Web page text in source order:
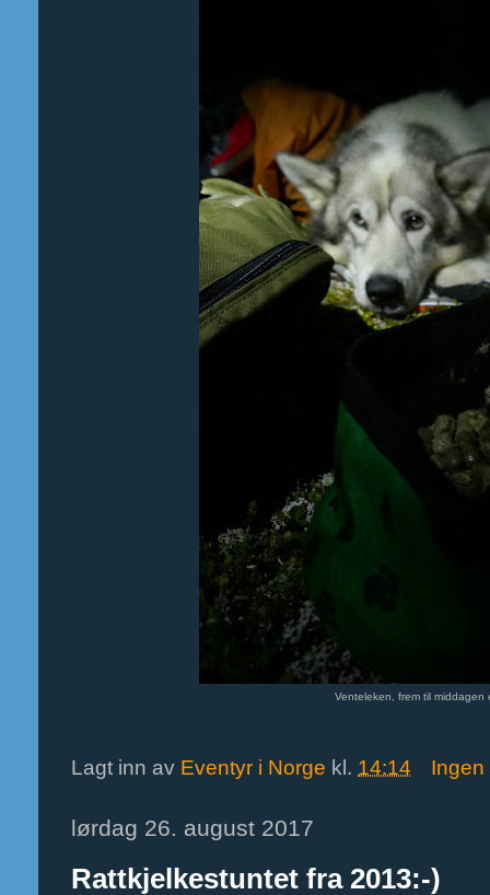
Venteleken, frem til middagen
Lagt inn av Eventyr i Norge kl. 14:14
lørdag 26. august 2017
Rattkjelkestuntet fra 2013:-)